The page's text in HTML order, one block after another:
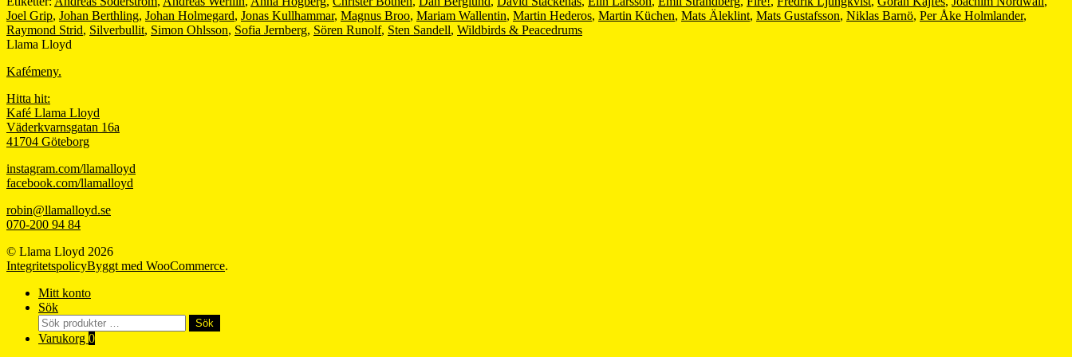
Joel Grip, Johan Berthling, Johan Holmegard, Jonas Kullhammar, Magnus Broo, Mariam Wallentin, Martin Hederos, Martin Küchen, Mats Äleklint, Mats Gustafsson, Niklas Barnö, Per Åke Holmlander,
Raymond Strid, Silverbullit, Simon Ohlsson, Sofia Jernberg, Sören Runolf, Sten Sandell, Wildbirds & Peacedrums
Llama Lloyd
Kafémeny.
Hitta hit:
Kafé Llama Lloyd
Väderkvarnsgatan 16a
41704 Göteborg
instagram.com/llamalloyd
facebook.com/llamalloyd
robin@llamalloyd.se
070-200 94 84
© Llama Lloyd 2026
IntegritetspolicyByggt med WooCommerce.
Mitt konto
Sök
Sök
efter:
Sök
Varukorg 0